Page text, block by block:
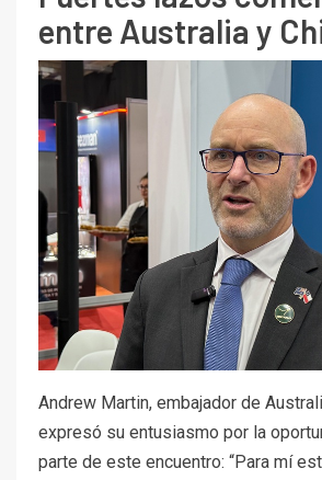
entre Australia y
Andrew Martin, embajador de
expresó su entusiasmo por la
parte de este encuentro: “Para mí